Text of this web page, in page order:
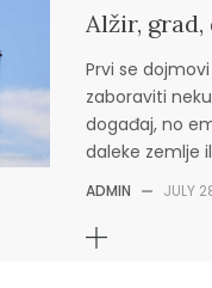
Alžir, grad,
Prvi se
zaboraviti
događaj, no
daleke zemlje
ADMIN — JULY